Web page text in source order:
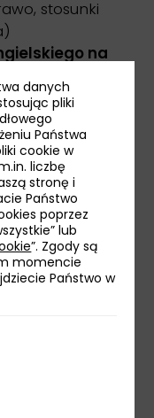
stosunki
na
w mowie i
preferowany
polityki oraz
obszarze
lub
w tym
poparte
klienta lub
MS Office
danych
pliki
Państwa
cookie w
liczbę
stronę i
Państwo
poprzez
lub
”. Zgody są
momencie
Państwo w